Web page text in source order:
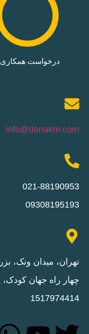
درخواست همکاری
info@danakm.com
021-88190953
09308195193
تهران، میدان ونک،
1517974414